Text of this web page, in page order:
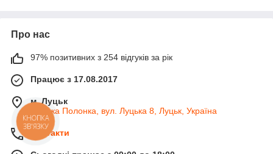
масел.
масло WOLF,
Motor Oil
позитивні відгуки покупців
моторного масла Wolf,
з великою впевненістю і ми
рекомендуємо дане масло для вашого автомобіля.
Про нас
97% позитивних з 254 відгуків за рік
Працює з 17.08.2017
м. Луцьк
с. Гірка Полонка, вул. Луцька 8, Луцьк, Україна
Контакти
КНОПКА
ЗВ'ЯЗКУ